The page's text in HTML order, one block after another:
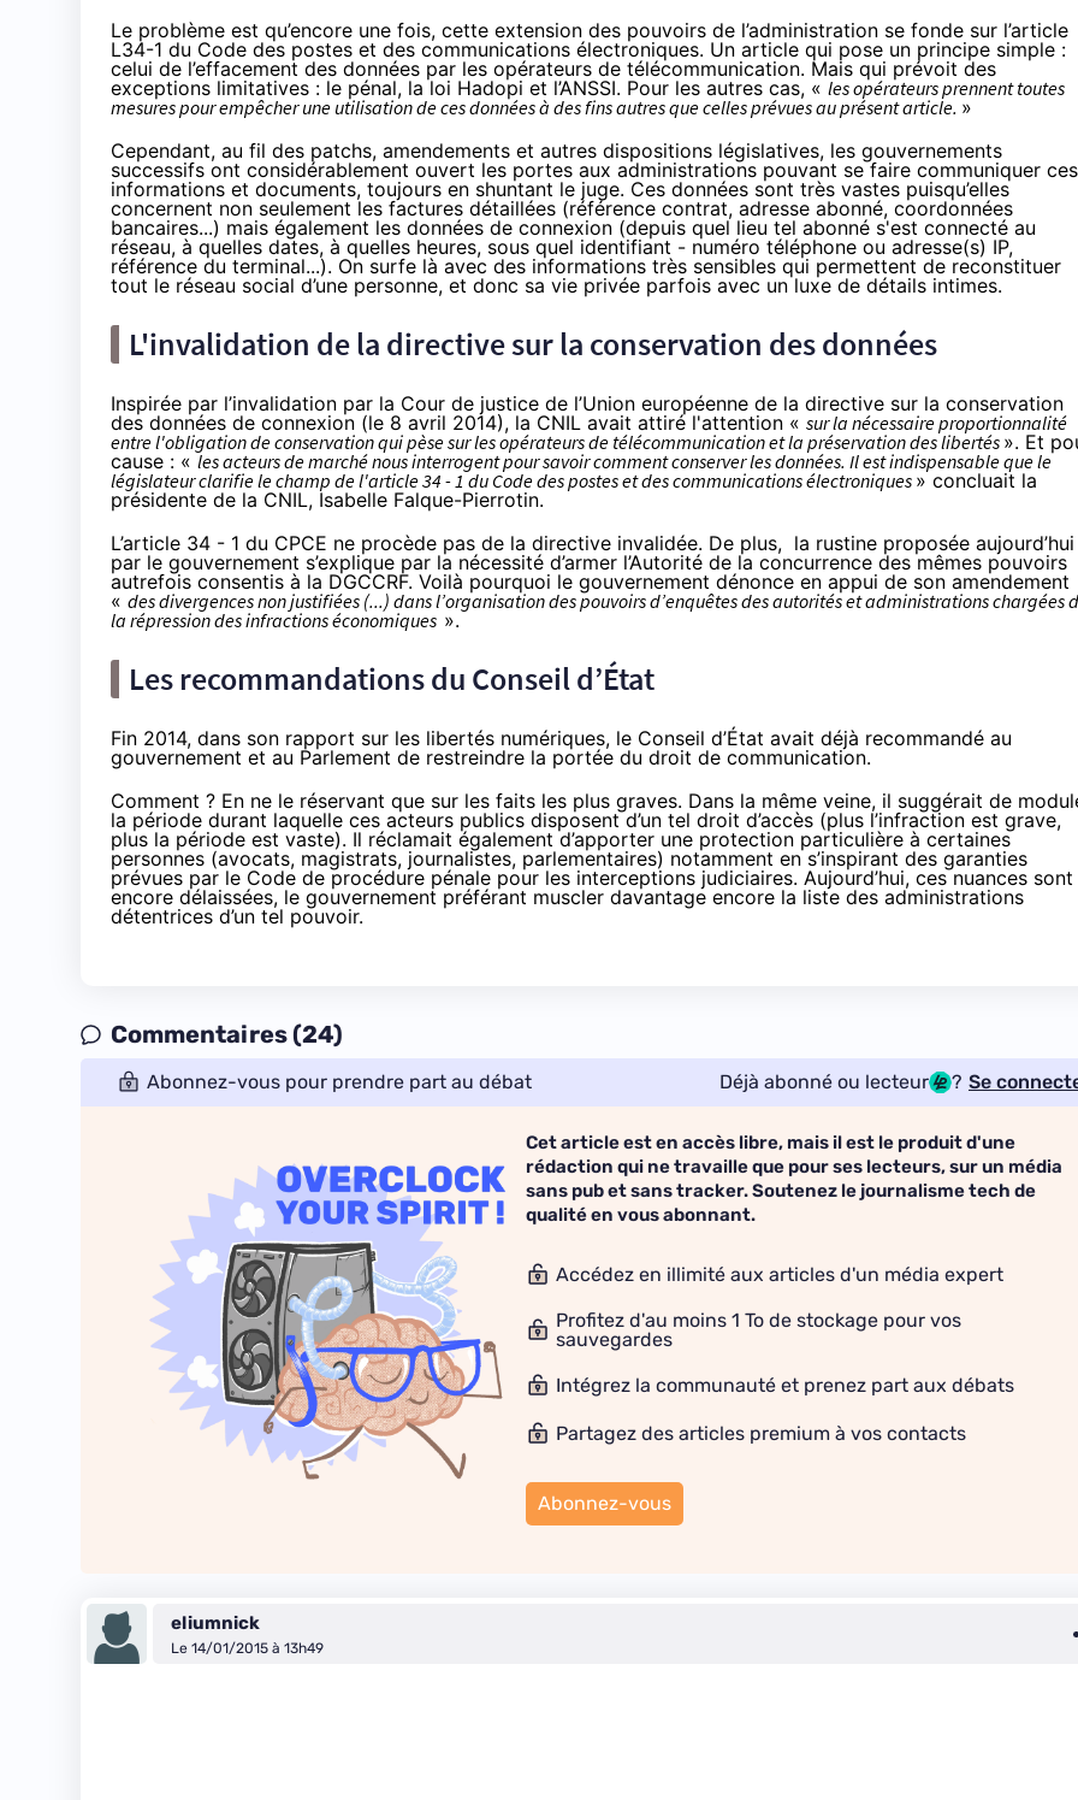
Le problème est qu’encore une fois, cette extension des pouvoirs de l’administration se fonde sur l’article
L34-1 du Code des postes et des communications électroniques. Un article qui pose un principe simple :
celui de l’effacement des données par les opérateurs de télécommunication. Mais qui prévoit des
exceptions limitatives : le pénal, la loi Hadopi et l’ANSSI. Pour les autres cas, « les opérateurs prennent toutes
mesures pour empêcher une utilisation de ces données à des fins autres que celles prévues au présent article. »
Cependant, au fil des patchs, amendements et autres dispositions législatives, les gouvernements
successifs ont considérablement ouvert les portes aux administrations pouvant se faire communiquer ces
informations et documents, toujours en shuntant le juge. Ces données sont très vastes puisqu’elles
concernent non seulement les factures détaillées (référence contrat, adresse abonné, coordonnées
bancaires...) mais également les données de connexion (depuis quel lieu tel abonné s'est connecté au
réseau, à quelles dates, à quelles heures, sous quel identifiant - numéro téléphone ou adresse(s) IP,
référence du terminal...). On surfe là avec des informations très sensibles qui permettent de reconstituer
tout le réseau social d’une personne, et donc sa vie privée parfois avec un luxe de détails intimes.
L'invalidation de la directive sur la conservation des données
Inspirée par l’invalidation par la Cour de justice de l’Union européenne de la directive sur la conservation
des données de connexion (le 8 avril 2014), la CNIL avait attiré l'attention « sur la nécessaire proportionnalité
entre l'obligation de conservation qui pèse sur les opérateurs de télécommunication et la préservation des libertés ». Et
cause : « les acteurs de marché nous interrogent pour savoir comment conserver les données. Il est indispensable que le
législateur clarifie le champ de l'article 34 - 1 du Code des postes et des communications électroniques » concluait la
présidente de la CNIL, Isabelle Falque-Pierrotin.
L’article 34 - 1 du CPCE ne procède pas de la directive invalidée. De plus, la rustine proposée aujourd’hui
par le gouvernement s’explique par la nécessité d’armer l’Autorité de la concurrence des mêmes pouvoirs
autrefois consentis à la DGCCRF. Voilà pourquoi le gouvernement dénonce en appui de son amendement
« des divergences non justifiées (...) dans l’organisation des pouvoirs d’enquêtes des autorités et administrations chargées
la répression des infractions économiques ».
Les recommandations du Conseil d’État
Fin 2014, dans son rapport sur les libertés numériques, le Conseil d’État avait déjà recommandé au
gouvernement et au Parlement de restreindre la portée du droit de communication.
Comment ? En ne le réservant que sur les faits les plus graves. Dans la même veine, il suggérait de
la période durant laquelle ces acteurs publics disposent d’un tel droit d’accès (plus l’infraction est grave,
plus la période est vaste). Il réclamait également d’apporter une protection particulière à certaines
personnes (avocats, magistrats, journalistes, parlementaires) notamment en s’inspirant des garanties
prévues par le Code de procédure pénale pour les interceptions judiciaires. Aujourd’hui, ces nuances sont
encore délaissées, le gouvernement préférant muscler davantage encore la liste des administrations
détentrices d’un tel pouvoir.
Commentaires (24)
Abonnez-vous pour prendre part au débat Déjà abonné ou lecteur ? Se
Cet article est en accès libre, mais il est le produit d'une
rédaction qui ne travaille que pour ses lecteurs, sur un média
sans pub et sans tracker. Soutenez le journalisme tech de
qualité en vous abonnant.
Accédez en illimité aux articles d'un média expert
Profitez d'au moins 1 To de stockage pour vos
sauvegardes
Intégrez la communauté et prenez part aux débats
Partagez des articles premium à vos contacts
Abonnez-vous
eliumnick
Le 14/01/2015 à 13h49